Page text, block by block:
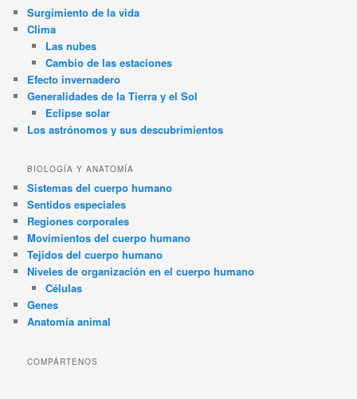
Surgimiento de la vida
Clima
Las nubes
Cambio de las estaciones
Efecto invernadero
Generalidades de la Tierra y el Sol
Eclipse solar
Los astrónomos y sus descubrimientos
BIOLOGÍA Y ANATOMÍA
Sistemas del cuerpo humano
Sentidos especiales
Regiones corporales
Movimientos del cuerpo humano
Tejidos del cuerpo humano
Niveles de organización en el cuerpo humano
Células
Genes
Anatomía animal
COMPÁRTENOS